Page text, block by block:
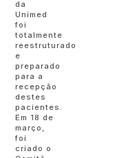
da
Unimed
foi
totalmente
reestruturado
e
preparado
para a
recepção
destes
pacientes.
Em 18 de
março,
foi
criado o